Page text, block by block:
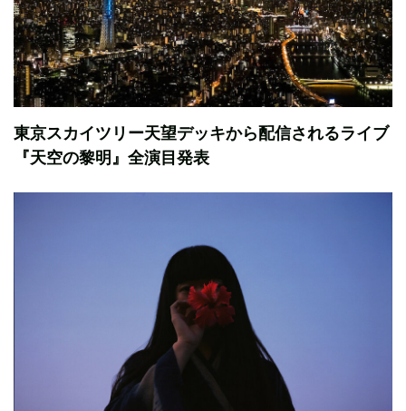
東京スカイツリー天望デッキから配信されるライブ
『天空の黎明』全演目発表